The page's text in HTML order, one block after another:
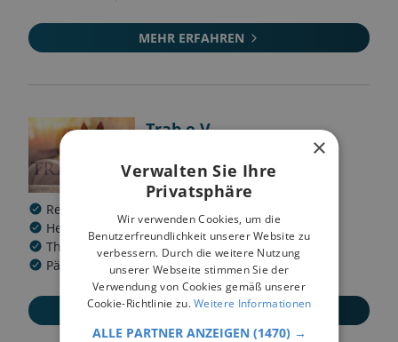
MEHR ERFAHREN
Trab e.V.
Reitschule
Heilpädagogischer Reitbetrieb
Therapeutischer Reitbetrieb
Pädagogischer Reitbetrieb
MEHR ERFAHREN
×
Verwalten Sie Ihre
Privatsphäre
Wir verwenden Cookies, um die
Benutzerfreundlichkeit unserer Website zu
verbessern. Durch die weitere Nutzung
unserer Webseite stimmen Sie der
Verwendung von Cookies gemäß unserer
Cookie-Richtlinie zu.Weitere Informationen
ALLE PARTNER ANZEIGEN (1470) →